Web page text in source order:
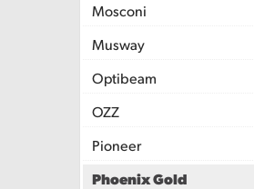
Mosconi
Musway
Optibeam
OZZ
Pioneer
Phoenix Gold